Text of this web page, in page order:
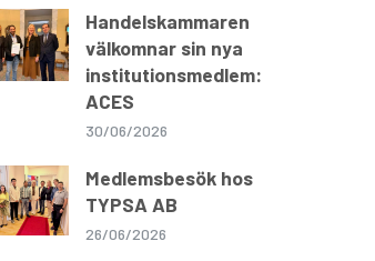
Handelskammaren
välkomnar sin nya
institutionsmedlem:
ACES
30/06/2026
Medlemsbesök hos
TYPSA AB
26/06/2026